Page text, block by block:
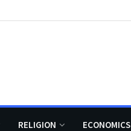
RELIGION ECONOMICS